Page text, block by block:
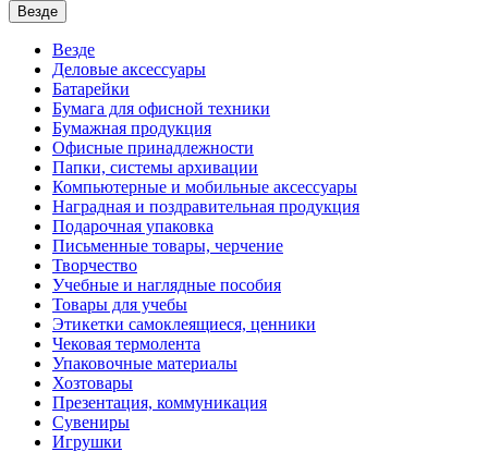
Везде
Везде
Деловые аксессуары
Батарейки
Бумага для офисной техники
Бумажная продукция
Офисные принадлежности
Папки, системы архивации
Компьютерные и мобильные аксессуары
Наградная и поздравительная продукция
Подарочная упаковка
Письменные товары, черчение
Творчество
Учебные и наглядные пособия
Товары для учебы
Этикетки самоклеящиеся, ценники
Чековая термолента
Упаковочные материалы
Хозтовары
Презентация, коммуникация
Сувениры
Игрушки